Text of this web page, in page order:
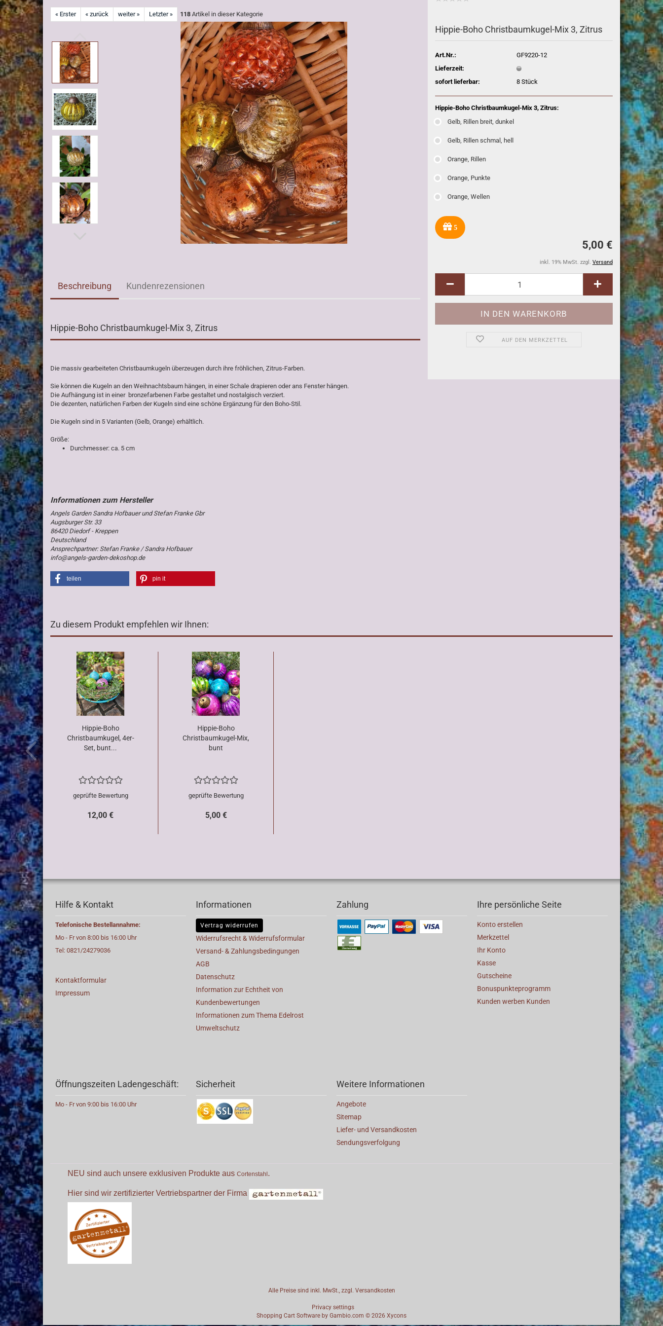
« Erster « zurück weiter » Letzter » 118 Artikel in dieser Kategorie
Hippie-Boho Christbaumkugel-Mix 3, Zitrus
Art.Nr.:
GF9220-12
Lieferzeit:
sofort lieferbar:
8 Stück
Hippie-Boho Christbaumkugel-Mix 3, Zitrus:
Gelb, Rillen breit, dunkel
Gelb, Rillen schmal, hell
Orange, Rillen
Orange, Punkte
Orange, Wellen
5
5,00 €
inkl. 19% MwSt. zzgl. Versand
AUF DEN MERKZETTEL
Beschreibung Kundenrezensionen
Hippie-Boho Christbaumkugel-Mix 3, Zitrus
Die massiv gearbeiteten Christbaumkugeln überzeugen durch ihre fröhlichen, Zitrus-Farben.
Sie können die Kugeln an den Weihnachtsbaum hängen, in einer Schale drapieren oder ans Fenster hängen.
Die Aufhängung ist in einer bronzefarbenen Farbe gestaltet und nostalgisch verziert.
Die dezenten, natürlichen Farben der Kugeln sind eine schöne Ergänzung für den Boho-Stil.
Die Kugeln sind in 5 Varianten (Gelb, Orange) erhältlich.
Größe:
Durchmesser: ca. 5 cm
Angels Garden Sandra Hofbauer und Stefan Franke Gbr
Augsburger Str. 33
86420 Diedorf - Kreppen
Deutschland
Ansprechpartner: Stefan Franke / Sandra Hofbauer
info@angels-garden-dekoshop.de
teilen pin it
Zu diesem Produkt empfehlen wir Ihnen:
Hippie-Boho
Christbaumkugel, 4er-
Set, bunt...
geprüfte Bewertung
12,00 €
Hippie-Boho
Christbaumkugel-Mix,
bunt
geprüfte Bewertung
5,00 €
Hilfe & Kontakt
Telefonische Bestellannahme:
Mo - Fr von 8:00 bis 16:00 Uhr
Tel: 0821/24279036
Kontaktformular
Impressum
Informationen
Vertrag widerrufen
Widerrufsrecht & Widerrufsformular
Versand- & Zahlungsbedingungen
AGB
Datenschutz
Information zur Echtheit von
Kundenbewertungen
Informationen zum Thema Edelrost
Umweltschutz
Zahlung Ihre persönliche Seite
Konto erstellen
Merkzettel
Ihr Konto
Kasse
Gutscheine
Bonuspunkteprogramm
Kunden werben Kunden
Öffnungszeiten Ladengeschäft:
Mo - Fr von 9:00 bis 16:00 Uhr
Sicherheit Weitere Informationen
Angebote
Sitemap
Liefer- und Versandkosten
Sendungsverfolgung
NEU sind auch unsere exklusiven Produkte aus Cortenstahl .
Hier sind wir zertifizierter Vertriebspartner der Firma
Alle Preise sind inkl. MwSt., zzgl. Versandkosten
Privacy settings
Shopping Cart Software by Gambio.com © 2026 Xycons